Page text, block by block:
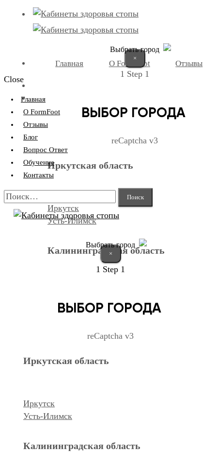
Выбрать город
×
1 Step 1
ВЫБОР ГОРОДА
reCaptcha v3
Иркутская область
Иркутск
Усть-Илимск
Калининградская область
Курган
Главная О FormFoot Отзывы
Close
Главная
О FormFoot
Отзывы
Блог
Вопрос Ответ
Обучение
Контакты
Найти:
Выбрать город
×
1 Step 1
ВЫБОР ГОРОДА
reCaptcha v3
Иркутская область
Иркутск
Усть-Илимск
Калининградская область